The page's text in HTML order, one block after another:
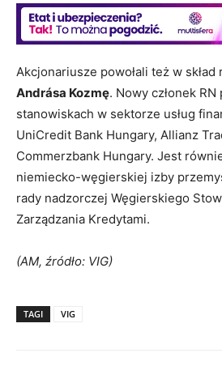
Akcjonariusze powołali też w
Andrása Kozmę. Nowy członek
stanowiskach w sektorze usług
UniCredit Bank Hungary, Allianz
Commerzbank Hungary. Jest
niemiecko-węgierskiej izby
rady nadzorczej Węgierskiego
Zarządzania Kredytami.
(AM, źródło: VIG)
TAGI VIG